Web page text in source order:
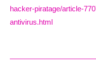
hacker-piratage/article-
antivirus.html